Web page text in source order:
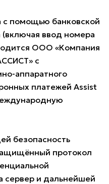
с помощью банковской
ввод номера
ООО «Компания
с
аппаратного
платежей Assist
безопасность
протокол
сервер и дальнейшей